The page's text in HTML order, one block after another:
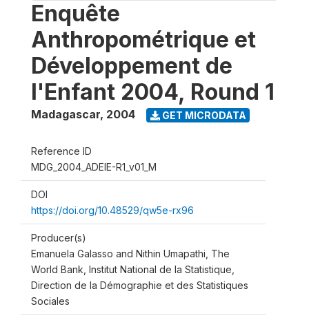
Enquête
Anthropométrique et
Développement de
l'Enfant 2004, Round 1
Madagascar, 2004 GET MICRODATA
Reference ID
MDG_2004_ADEIE-R1_v01_M
DOI
https://doi.org/10.48529/qw5e-rx96
Producer(s)
Emanuela Galasso and Nithin Umapathi, The
World Bank, Institut National de la Statistique,
Direction de la Démographie et des Statistiques
Sociales